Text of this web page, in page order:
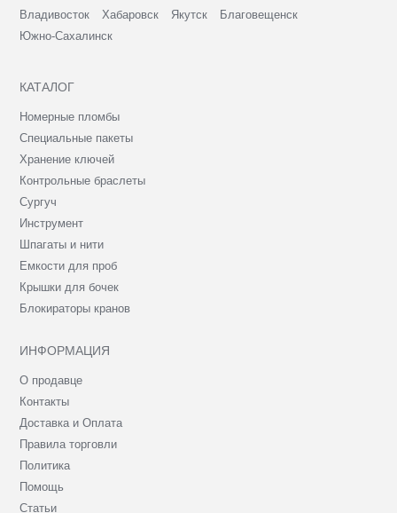
Владивосток Хабаровск Якутск
Благовещенск
Южно-Сахалинск
КАТАЛОГ
Номерные пломбы
Специальные пакеты
Хранение ключей
Контрольные браслеты
Сургуч
Инструмент
Шпагаты и нити
Емкости для проб
Крышки для бочек
Блокираторы кранов
ИНФОРМАЦИЯ
О продавце
Контакты
Доставка и Оплата
Правила торговли
Политика
Помощь
Статьи